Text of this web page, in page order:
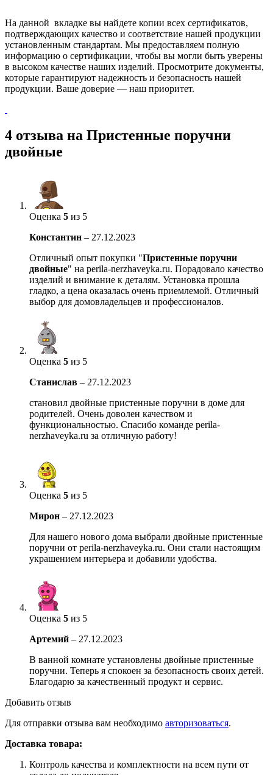
На данной вкладке вы найдете копии всех сертификатов,
подтверждающих качество и соответствие нашей продукции
установленным стандартам. Мы предоставляем полную
информацию о сертификации, чтобы вы могли быть уверены
в высоком качестве наших изделий. Просмотрите документы,
которые гарантируют надежность и безопасность нашей
продукции. Ваше доверие — наш приоритет.
4 отзыва на Пристенные поручни
двойные
Оценка 5 из 5
Константин – 27.12.2023
Отличный опыт покупки "Пристенные поручни
двойные" на perila-nerzhaveyka.ru. Порадовало качество
изделий и внимание к деталям. Установка прошла
гладко, а цена оказалась очень приемлемой. Отличный
выбор для домовладельцев и профессионалов.
Оценка 5 из 5
Станислав – 27.12.2023
становил двойные пристенные поручни в доме для
родителей. Очень доволен качеством и
функциональностью. Спасибо команде perila-
nerzhaveyka.ru за отличную работу!
Оценка 5 из 5
Мирон – 27.12.2023
Для нашего нового дома выбрали двойные пристенные
поручни от perila-nerzhaveyka.ru. Они стали настоящим
украшением интерьера и добавили удобства.
Оценка 5 из 5
Артемий – 27.12.2023
В ванной комнате установлены двойные пристенные
поручни. Теперь я спокоен за безопасность своих детей.
Благодарю за качественный продукт и сервис.
Добавить отзыв
Для отправки отзыва вам необходимо авторизоваться.
Доставка товара:
Контроль качества и комплектности на всем пути от